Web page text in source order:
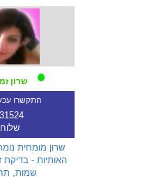
שרון
התקשרו
שלוחה
שרון מומחית
האותיות - בדיקת
שמות,